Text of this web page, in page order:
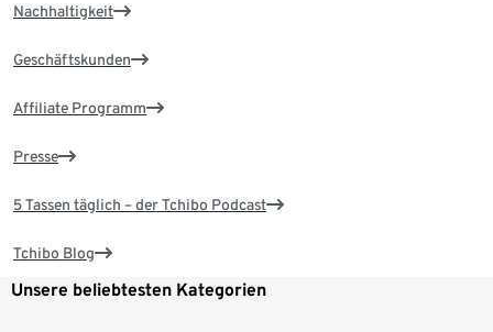
Nachhaltigkeit
Geschäftskunden
Affiliate Programm
Presse
5 Tassen täglich – der Tchibo Podcast
Tchibo Blog
Unsere beliebtesten Kategorien